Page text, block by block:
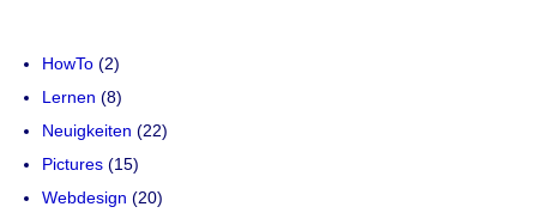
HowTo (2)
Lernen (8)
Neuigkeiten (22)
Pictures (15)
Webdesign (20)